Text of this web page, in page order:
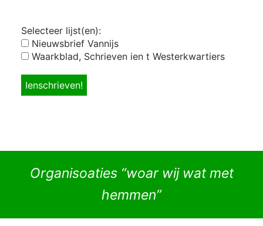
Selecteer lijst(en):
Nieuwsbrief Vannijs
Waarkblad, Schrieven ien t Westerkwartiers
Organisoaties “woar wij wat met
hemmen”